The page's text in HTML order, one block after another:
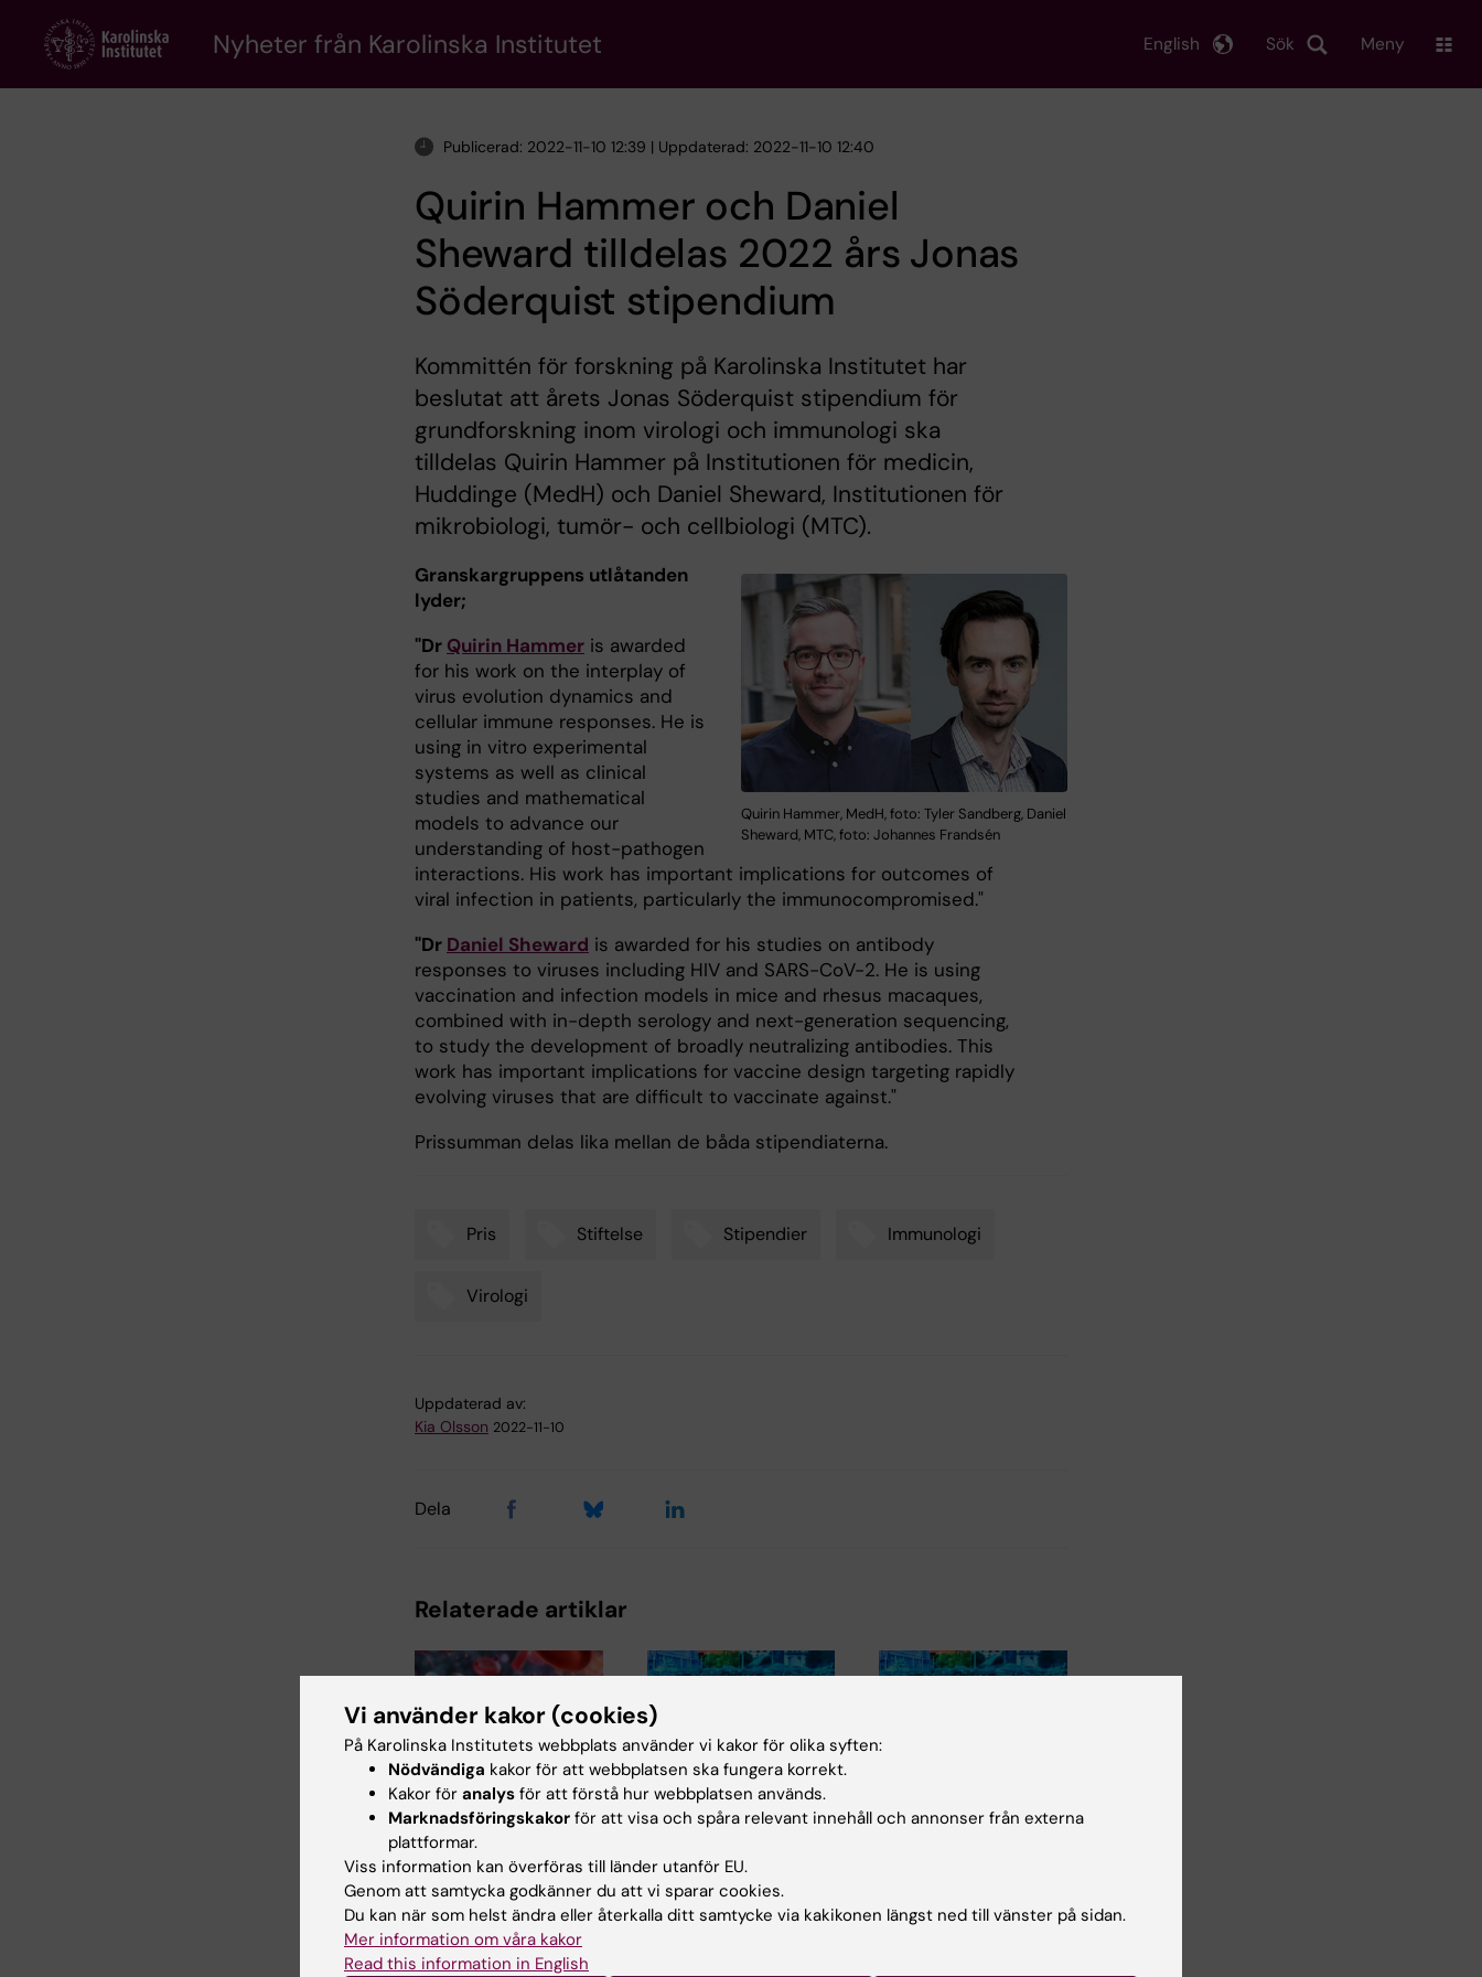
content
Nyheter från Karolinska Institutet Sök
English Meny
Publicerad: 2022-11-10 12:39 | Uppdaterad: 2022-11-10 12:40
Quirin Hammer och Daniel
Sheward tilldelas 2022 års Jonas
Söderquist stipendium
Kommittén för forskning på Karolinska Institutet har
beslutat att årets Jonas Söderquist stipendium för
grundforskning inom virologi och immunologi ska
tilldelas Quirin Hammer på Institutionen för medicin,
Huddinge (MedH) och Daniel Sheward, Institutionen för
mikrobiologi, tumör- och cellbiologi (MTC).
Quirin Hammer, MedH, foto: Tyler Sandberg, Daniel
Sheward, MTC, foto: Johannes Frandsén
Granskargruppens utlåtanden
lyder;
"Dr Quirin Hammer is awarded
for his work on the interplay of
virus evolution dynamics and
cellular immune responses. He is
using in vitro experimental
systems as well as clinical
studies and mathematical
models to advance our
understanding of host-pathogen
interactions. His work has important implications for outcomes of
viral infection in patients, particularly the immunocompromised."
"Dr Daniel Sheward is awarded for his studies on antibody
responses to viruses including HIV and SARS-CoV-2. He is using
vaccination and infection models in mice and rhesus macaques,
combined with in-depth serology and next-generation sequencing,
to study the development of broadly neutralizing antibodies. This
work has important implications for vaccine design targeting rapidly
evolving viruses that are difficult to vaccinate against."
Prissumman delas lika mellan de båda stipendiaterna.
Pris Stiftelse Stipendier Immunologi
Virologi
Uppdaterad av:
Kia Olsson 2022-11-10
Dela
Relaterade artiklar
6 aug 2026
Ny metod skiljer
mellan friska och
sjuka immunceller i
blodprov
Forskare vid
Karolinska Institutet
3 jul 2026
CLINTEC-professor
tilldelas
internationellt
hederspris
CLINTEC-professor
hederspris
Vi använder kakor (cookies)
På Karolinska Institutets webbplats använder vi kakor för olika syften:
Nödvändiga kakor för att webbplatsen ska fungera korrekt.
Kakor för analys för att förstå hur webbplatsen används.
Marknadsföringskakor för att visa och spåra relevant innehåll och annonser från externa
plattformar.
Viss information kan överföras till länder utanför EU.
Genom att samtycka godkänner du att vi sparar cookies.
Du kan när som helst ändra eller återkalla ditt samtycke via kakikonen längst ned till vänster på sidan.
Mer information om våra kakor
Read this information in English